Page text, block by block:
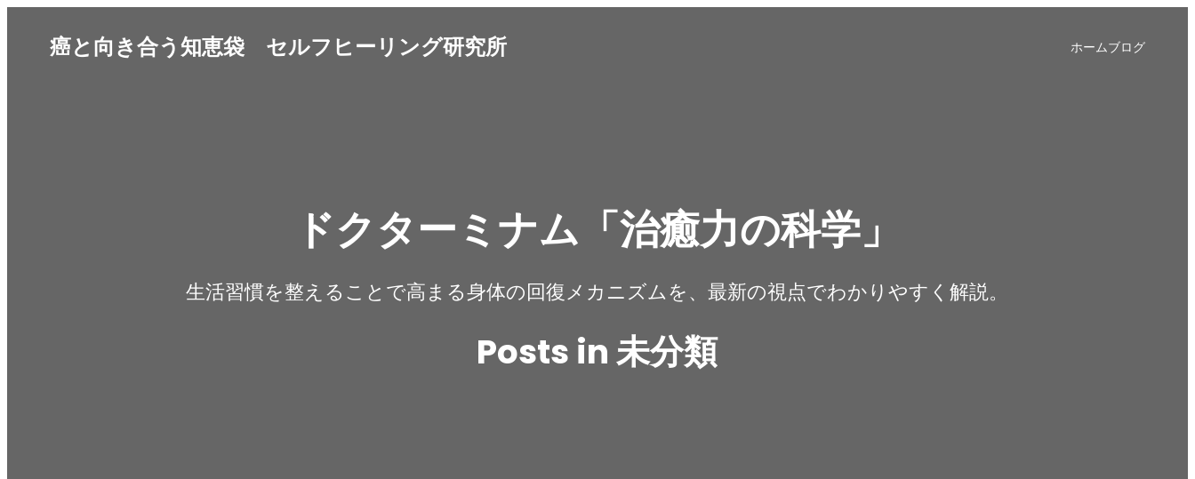
癌と向き合う知恵袋 セルフヒーリング研究所 ホームブログ
ドクターミナム「治癒力の科学」
生活習慣を整えることで高まる身体の回復メカニズムを、最新の視点でわかりやすく解説。
Posts in 未分類